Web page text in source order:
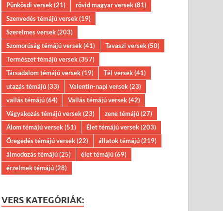
Pünkösdi versek(21) rövid magyar versek(81)
Szenvedés témájú versek(19)
Szerelmes versek(203)
Szomorúság témájú versek(41) Tavaszi versek(50)
Természet témájú versek(357)
Társadalom témájú versek(19) Tél versek(41)
utazás témájú(33) Valentin-napi versek(23)
vallás témájú(64) Vallás témájú versek(42)
Vágyakozás témájú versek(23) zene témájú(27)
Álom témájú versek(51) Élet témájú versek(203)
Öregedés témájú versek(22) állatok témájú(219)
álmodozás témájú(25) élet témájú(69)
érzelmek témájú(28)
VERS KATEGÓRIÁK: